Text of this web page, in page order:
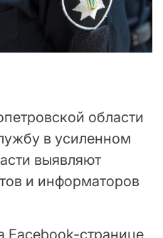
области
в усиленном
выявляют
и информаторов
странице